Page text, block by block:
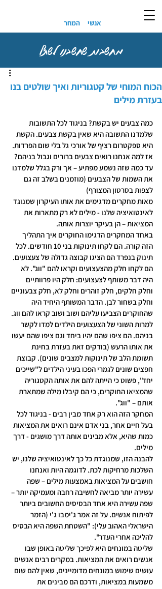
אנשי המחר
מחשבות שחשבנו לשתף
הכוח המוחי של קטגוריות ואיך שולטים בנו
בעזרת מילים
כמה צבעים יש בקשת? בניגוד לכל התשובות
שלמדנו התשובה היא שאין בקשת צבעים. הקשת
היא ספקטרום רציף של אורכי גל בלי שום הפרדות.
אז למה אנחנו רואים צבעים ברורים וגבול בניהם?
עד כמה שזה נשמע מפתיע – אך ורק בגלל שלמדנו
את השמות של הצבעים (מוזמנים בשלב זה גם
לצפות בסרטון המצורף)
מאות מחקרים מדגימים את אותו העיקרון שמנוגד
לאינטואיציה שלנו - מילים לא רק מתארות את
המציאות – הן בעיקר יוצרות אותה.
באחד המחקרים הדגימו החוקרים איך התהליך
הזה קורה. הם לקחו תינוקות בני 10 חודשים. לכל
תינוק בנפרד הם הציגו קבוצה גדולה של צעצועים.
הם לקחו חלק מהצעצועים וקראו להם "ווג". לא
היה דבר משותף לצעצועים: חלק היו פרוותיים
וחלק חלקים, חלק זוהרים וחלק לא, חלק צבעוניים
וחלק בשחור לבן. הדבר המשותף היחיד היה
שהחוקרים הצביעו עליהם ושוב ושוב קראו להם ווג.
למרות השוני של הצעצועים הילדים למדו לקשר
בניהם. הם ציפו שהם יהיו ביחד וגם ציפו שהם יעשו
את אותו הרעש (בודקים זאת בעזרת בחינת
תשומת הלב של תינוקות למצבים שונים). קבוצת
חפצים שונים לגמרי הפכו בעיני הילדים ל"שייכים
יחד", פשוט כי הייתה להם את אותה הקטגוריה
שהמציאו החוקרים, כי הם קיבלו מילה שמתארת
אותם – "ווג".
המחקר הזה הוא רק אחד מבין רבים - בניגוד לכל
בעל חיים אחר, בני אדם אינם רואים את המציאות
כמות שהיא, אלא מבינים אותה דרך מושגים - דרך
מילים.
להבנה הזו, שמנוגדת כל כך לאינטואיציה שלנו, יש
השלכות מרחיקות לכת. לדוגמה היות ואנחנו
חושבים על המציאות באמצעות מילים – שפה
עשירה יותר מביאה לחשיבה רחבה ומעמיקה יותר –
שפה עשירה היא אחד הבסיסים החשובים ביותר
לפיתוח אנשים. על זה אמר ג'ימבו ג'י (הזמר
הישראלי האהוב עלי): "השטחת השפה היא הבסיס
להליכה אחרי העדר".
שליטה במונחים היא לפיכך שליטה באופן שבו
אנשים רואים את המציאות. במקרים רבים אנשים
עושים שימוש במונחים מדומיינים, שאין להם שום
משמעות במציאות, ודרכם הם מבינים את